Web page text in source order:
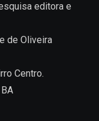
editora e
de Oliveira
Centro.